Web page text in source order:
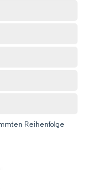
Reihenfolge